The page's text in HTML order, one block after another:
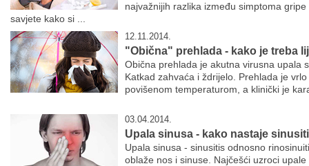
najvažnijih razlika između simptoma
savjete kako si ...
12.11.2014.
"Obična" prehlada - kako je treba
Obična prehlada je akutna virusna upala
Katkad zahvaća i ždrijelo. Prehlada je
povišenom temperaturom, a klinički je
03.04.2014.
Upala sinusa - kako nastaje
Upala sinusa - sinusitis odnosno
oblaže nos i sinuse. Najčešći uzroci